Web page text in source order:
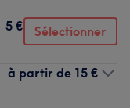
5 € Sélectionner
à partir de 15 €